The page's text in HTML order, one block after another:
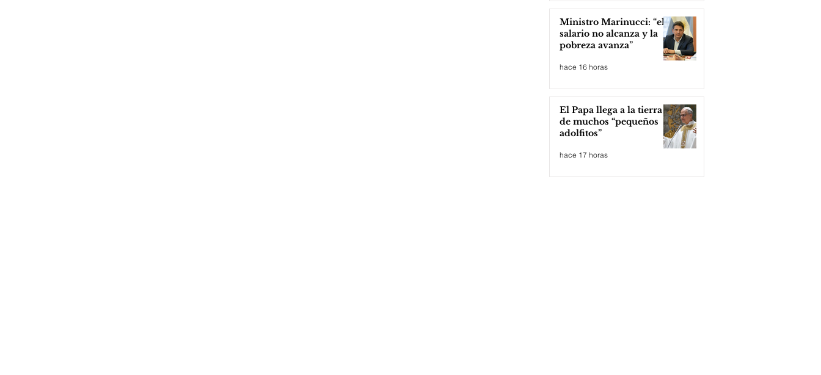
Ministro Marinucci: “el
salario no alcanza y la
pobreza avanza”
hace 16 horas
El Papa llega a la tierra
de muchos “pequeños
adolfitos”
hace 17 horas